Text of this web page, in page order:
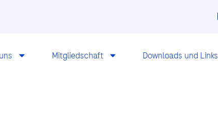
Mitgliedschaft Downloads und Links